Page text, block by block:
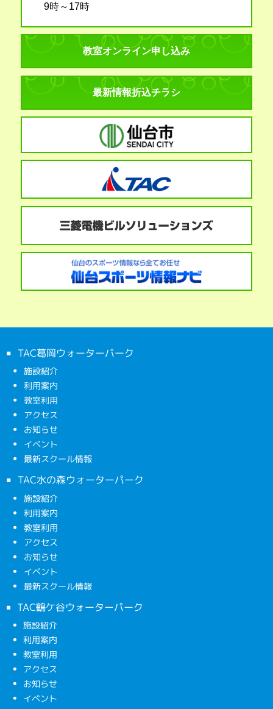
9時～17時
教室オンライン申し込み
最新情報折込チラシ
TAC葛岡ウォーターパーク
施設紹介
利用案内
教室利用
アクセス
お知らせ
イベント
最新スクール情報
TAC水の森ウォーターパーク
施設紹介
利用案内
教室利用
アクセス
お知らせ
イベント
最新スクール情報
TAC鶴ケ谷ウォーターパーク
施設紹介
利用案内
教室利用
アクセス
お知らせ
イベント